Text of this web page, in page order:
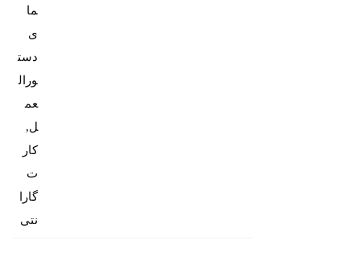
ما
ی
دست
ورال
عم
ل,
کار
ت
گارا
نتی